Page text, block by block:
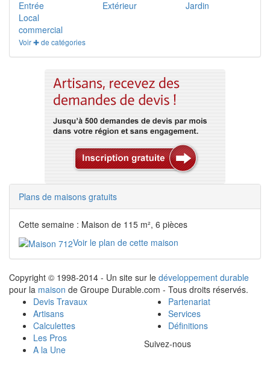
Entrée
Extérieur
Jardin
Local
commercial
Voir ✚ de catégories
Plans de maisons gratuits
Cette semaine : Maison de 115 m², 6 pièces
Voir le plan de cette maison
Copyright © 1998-2014 - Un site sur le développement durable
pour la maison de Groupe Durable.com - Tous droits réservés.
Devis Travaux
Artisans
Calculettes
Les Pros
A la Une
Partenariat
Services
Définitions
Suivez-nous